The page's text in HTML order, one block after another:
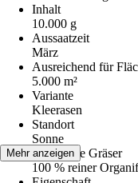
Inhalt
10.000 g
Aussaatzeit
März
Ausreichend für
5.000 m²
Variante
Kleerasen
Standort
Sonne
Enthaltene Gräser
100 % reiner
Mehr anzeigen